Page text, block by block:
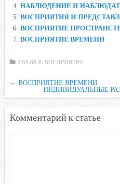
s
n
i
НАБЛЮДЕНИЕ И
ВОСПРИЯТИЯ И
ВОСПРИЯТИЕ
ВОСПРИЯТИЕ ВРЕМЕНИ
ГЛАВА 8. ВОСПРИЯТИЕ
← ВОСПРИЯТИЕ ВРЕМЕНИ
ИНДИВИДУАЛЬНЫЕ
Комментарий к статье